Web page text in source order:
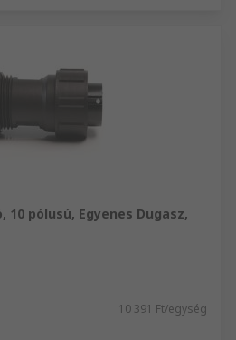
10 pólusú, Egyenes Dugasz,
10 391 Ft/egység